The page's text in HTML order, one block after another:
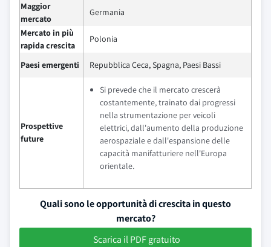
Maggior
mercato
Germania
Mercato in più
rapida crescita
Polonia
Paesi emergenti Repubblica Ceca, Spagna, Paesi Bassi
Prospettive
future
Si prevede che il mercato crescerà
costantemente, trainato dai progressi
nella strumentazione per veicoli
elettrici, dall'aumento della produzione
aerospaziale e dall'espansione delle
capacità manifatturiere nell'Europa
orientale.
Quali sono le opportunità di crescita in questo
mercato?
Scarica il PDF gratuito